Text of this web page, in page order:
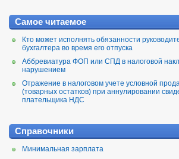
Самое читаемое
Кто может исполнять обязанности
бухгалтера во время его отпуска
Аббревиатура ФОП или СПД в налоговой
нарушением
Отражение в налоговом учете условной
(товарных остатков) при аннулировании
плательщика НДС
Справочники
Минимальная зарплата